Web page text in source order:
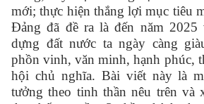
mới; thực hiện thắng lợi mục tiêu
Đảng đã đề ra là đến năm 2025
dựng đất nước ta ngày càng
phồn vinh, văn minh, hạnh phúc,
hội chủ nghĩa. Bài viết này là
tưởng theo tinh thần nêu trên và